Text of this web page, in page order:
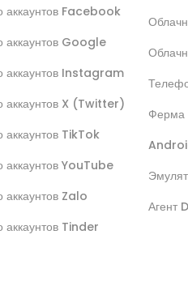
аккаунтов Facebook
аккаунтов Google
аккаунтов Instagram
аккаунтов X (Twitter)
аккаунтов TikTok
аккаунтов YouTube
аккаунтов Zalo
аккаунтов Tinder
Ферма
Агент